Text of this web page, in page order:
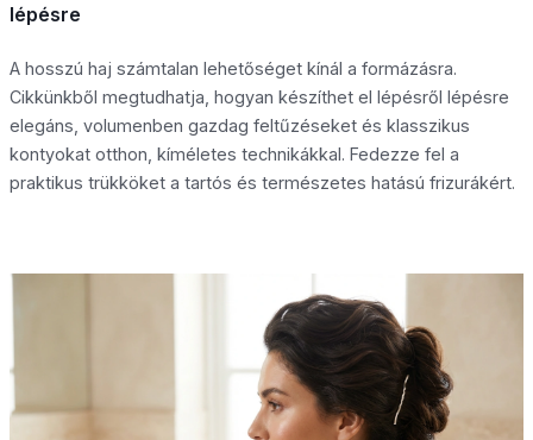
lépésre
A hosszú haj számtalan lehetőséget kínál a formázásra.
Cikkünkből megtudhatja, hogyan készíthet el lépésről lépésre
elegáns, volumenben gazdag feltűzéseket és klasszikus
kontyokat otthon, kíméletes technikákkal. Fedezze fel a
praktikus trükköket a tartós és természetes hatású frizurákért.